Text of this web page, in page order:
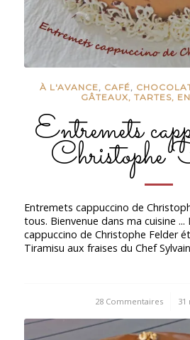
À L'AVANCE, CAFÉ,
GÂTEAUX, TARTES,
Entremets
Christophe
Entremets cappuccino de
tous. Bienvenue dans ma cuisine ...
cappuccino de Christophe Felder
Tiramisu aux fraises du Chef
28 Commentaires
/ 31